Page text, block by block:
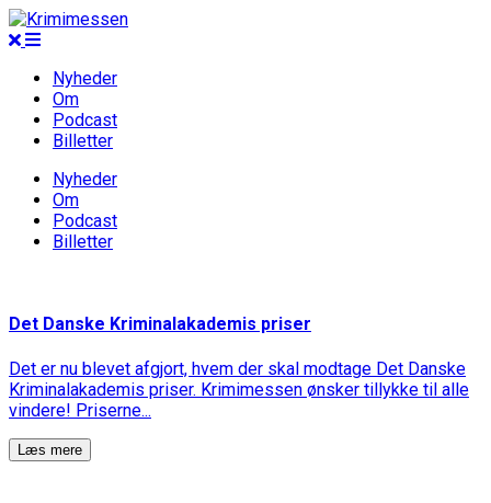
Nyheder
Om
Podcast
Billetter
Nyheder
Om
Podcast
Billetter
Det Danske Kriminalakademis priser
Det er nu blevet afgjort, hvem der skal modtage Det Danske
Kriminalakademis priser. Krimimessen ønsker tillykke til alle
vindere! Priserne...
Læs mere